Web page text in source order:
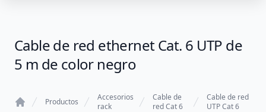
Cable de red ethernet Cat. 6 UTP de
5 m de color negro
Productos
Accesorios
rack
Cable de
red Cat 6
Cable de red
UTP Cat 6